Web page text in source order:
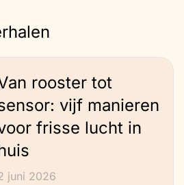
rooster tot
vijf manieren
frisse lucht in
juni 2026